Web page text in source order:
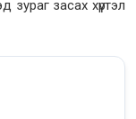
зураг засах хүртэл